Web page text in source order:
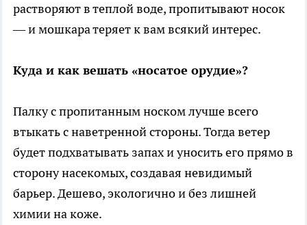
растворяют в теплой воде, пропитывают носок
— и мошкара теряет к вам всякий интерес.
Куда и как вешать «носатое орудие»?
Палку с пропитанным носком лучше всего
втыкать с наветренной стороны. Тогда ветер
будет подхватывать запах и уносить его прямо в
сторону насекомых, создавая невидимый
барьер. Дешево, экологично и без лишней
химии на коже.